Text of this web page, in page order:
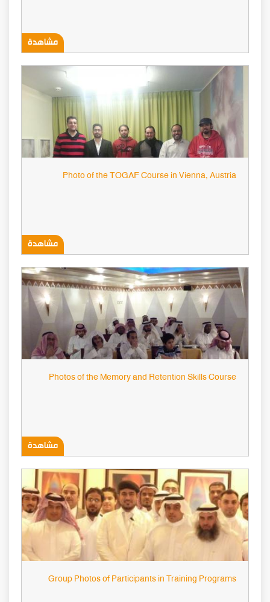
مشاهدة
Photo of the TOGAF Course in Vienna, Austria
مشاهدة
Photos of the Memory and Retention Skills Course
مشاهدة
Group Photos of Participants in Training Programs